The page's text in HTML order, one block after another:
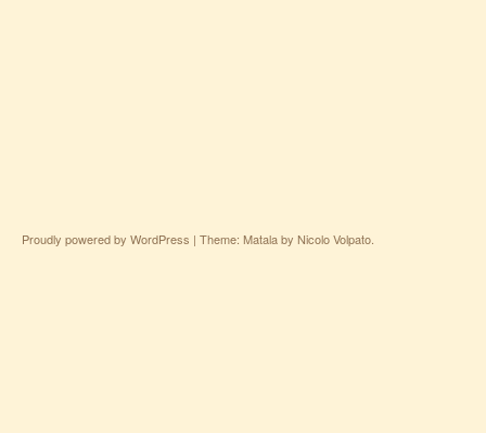
Proudly powered by WordPress | Theme: Matala by Nicolo Volpato